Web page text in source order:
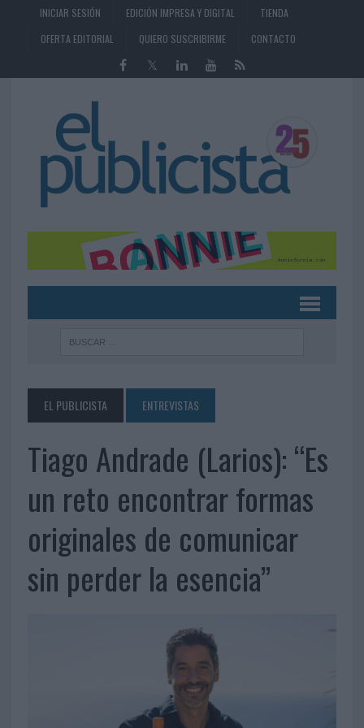
INICIAR SESIÓN EDICIÓN IMPRESA Y DIGITAL
TIENDA
OFERTA EDITORIAL
QUIERO SUSCRIBIRME CONTACTO
EL PUBLICISTA ENTREVISTAS
Tiago Andrade (Larios): “Es
un reto encontrar formas
originales de comunicar
sin perder la esencia”